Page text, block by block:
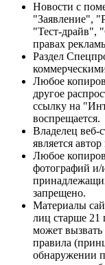
Новости с
"Заявление",
"Тест-драйв",
правах
Раздел
Любое
другое
ссылку на
воспрещается.
Владелец веб-
является
Любое
фотографий и/
запрещено.
Материалы
лиц старше 21
может
правила
обнаружении